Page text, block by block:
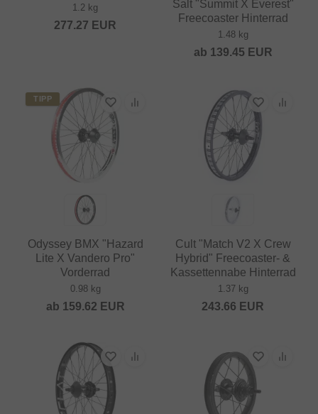
1.2 kg
277.27 EUR
Salt "Summit X Everest"
Freecoaster Hinterrad
1.48 kg
ab 139.45 EUR
TIPP
Odyssey BMX "Hazard
Lite X Vandero Pro"
Vorderrad
0.98 kg
ab 159.62 EUR
Cult "Match V2 X Crew
Hybrid" Freecoaster- &
Kassettennabe Hinterrad
1.37 kg
243.66 EUR